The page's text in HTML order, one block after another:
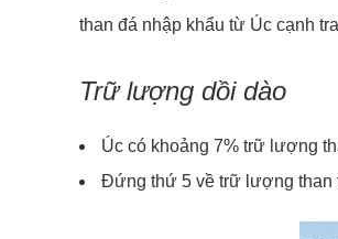
than đá nhập khẩu từ Úc cạnh
Trữ lượng dồi dào
Úc có khoảng 7% trữ lượng
Đứng thứ 5 về trữ lượng than